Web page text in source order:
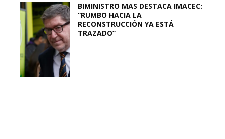
BIMINISTRO MAS DESTACA IMACEC:
“RUMBO HACIA LA
RECONSTRUCCIÓN YA ESTÁ
TRAZADO”